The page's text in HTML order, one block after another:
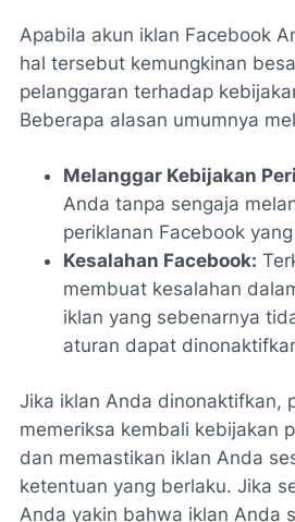
Apabila akun iklan Facebook
hal tersebut kemungkinan
pelanggaran terhadap
Beberapa alasan umumnya
Melanggar Kebijakan
Anda tanpa sengaja
periklanan Facebook
Kesalahan Facebook:
membuat kesalahan
iklan yang sebenarnya
aturan dapat
Jika iklan Anda dinonaktifkan,
memeriksa kembali kebijakan
dan memastikan iklan Anda
ketentuan yang berlaku. Jika
Anda yakin bahwa iklan Anda